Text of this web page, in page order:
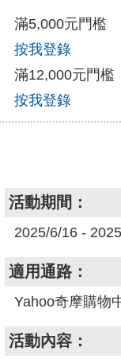
滿5,000元門檻
按我登錄
滿12,000元門檻
按我登錄
活動期間：
2025/6/16 -
適用通路：
Yahoo奇摩購物
活動內容：